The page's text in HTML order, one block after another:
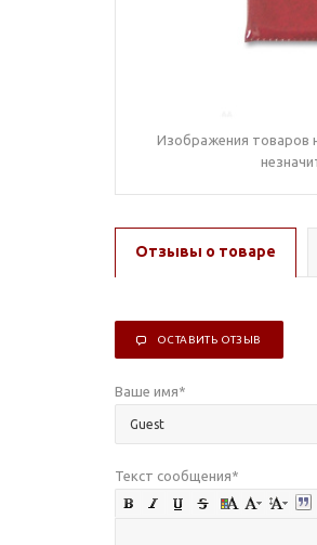
Изображения товаров
Отзывы о товаре
ОСТАВИТЬ ОТЗЫВ
Ваше имя*
Текст сообщения*